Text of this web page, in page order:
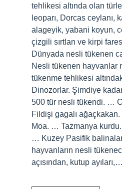
tehlikesi altında olan
leoparı, Dorcas ceylanı,
alageyik, yabani koyun,
çizgili sırtlan ve kirpi
Dünyada nesli tükenen
Nesli tükenen hayvanlar
tükenme tehlikesi
Dinozorlar. Şimdiye
500 tür nesli tükendi. …
Fildişi gagalı
Moa. … Tazmanya
… Kuzey Pasifik
hayvanların nesli
açısından, kutup ayıları,…